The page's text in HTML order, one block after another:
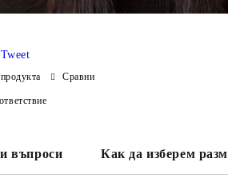
Tweet
Сравни
въпроси Как да изберем